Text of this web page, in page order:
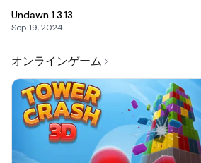
Undawn 1.3.13
Sep 19, 2024
オンラインゲーム